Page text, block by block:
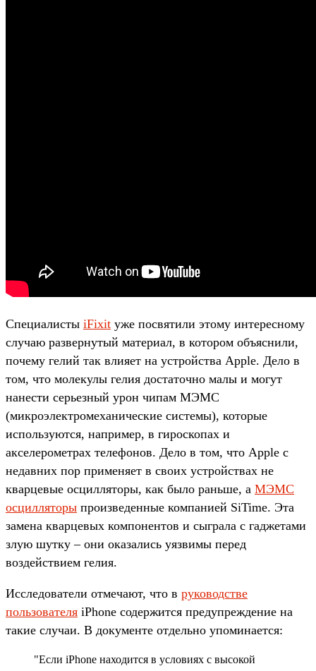
Специалисты iFixit уже посвятили этому интересному
случаю развернутый материал, в котором объяснили,
почему гелий так влияет на устройства Apple. Дело в
том, что молекулы гелия достаточно малы и могут
нанести серьезный урон чипам МЭМС
(микроэлектромеханические системы), которые
используются, например, в гироскопах и
акселерометрах телефонов. Дело в том, что Apple с
недавних пор применяет в своих устройствах не
кварцевые осцилляторы, как было раньше, а МЭМС
осцилляторы произведенные компанией SiTime. Эта
замена кварцевых компонентов и сыграла с гаджетами
злую шутку – они оказались уязвимы перед
воздействием гелия.
Исследователи отмечают, что в руководстве
пользователя iPhone содержится предупреждение на
такие случаи. В документе отдельно упоминается:
"Если iPhone находится в условиях с высокой